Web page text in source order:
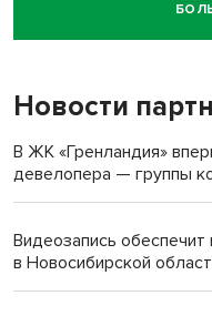
Новосибирский суд
пенсионерки на вокзале
Новости
В ЖК «Гренландия»
девелопера — группы
Видеозапись
в Новосибирской